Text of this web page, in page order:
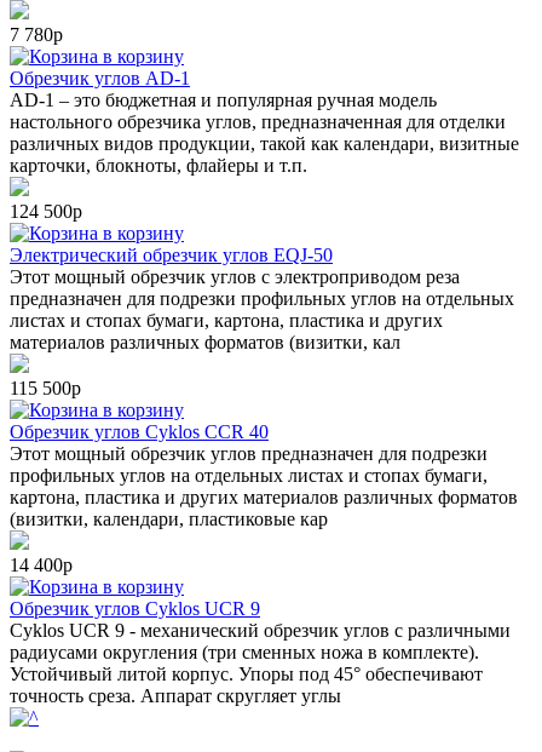
7 780р
в корзину
Обрезчик углов AD-1
AD-1 – это бюджетная и популярная ручная модель
настольного обрезчика углов, предназначенная для отделки
различных видов продукции, такой как календари, визитные
карточки, блокноты, флайеры и т.п.
124 500р
в корзину
Электрический обрезчик углов EQJ-50
Этот мощный обрезчик углов с электроприводом реза
предназначен для подрезки профильных углов на отдельных
листах и стопах бумаги, картона, пластика и других
материалов различных форматов (визитки, кал
115 500р
в корзину
Обрезчик углов Cyklos CCR 40
Этот мощный обрезчик углов предназначен для подрезки
профильных углов на отдельных листах и стопах бумаги,
картона, пластика и других материалов различных форматов
(визитки, календари, пластиковые кар
14 400р
в корзину
Обрезчик углов Cyklos UCR 9
Cyklos UCR 9 - механический обрезчик углов с различными
радиусами округления (три сменных ножа в комплекте).
Устойчивый литой корпус. Упоры под 45° обеспечивают
точность среза. Аппарат скругляет углы